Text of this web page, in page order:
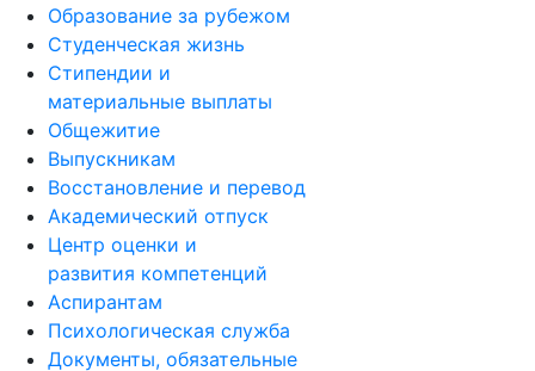
Образование за рубежом
Студенческая жизнь
Стипендии и
материальные выплаты
Общежитие
Выпускникам
Восстановление и перевод
Академический отпуск
Центр оценки и
развития компетенций
Аспирантам
Психологическая служба
Документы, обязательные